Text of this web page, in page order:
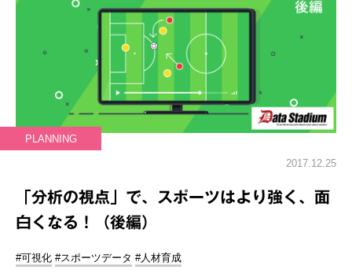
PLANNING
2017.12.25
「分析の視点」で、スポーツはより強く、面
白くなる！（後編）
#可視化 #スポーツデータ #人材育成